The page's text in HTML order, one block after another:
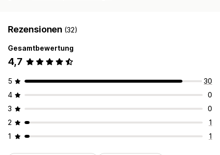
Rezensionen (32)
Gesamtbewertung
4,7
5
30
4
0
3
0
2
1
1
1